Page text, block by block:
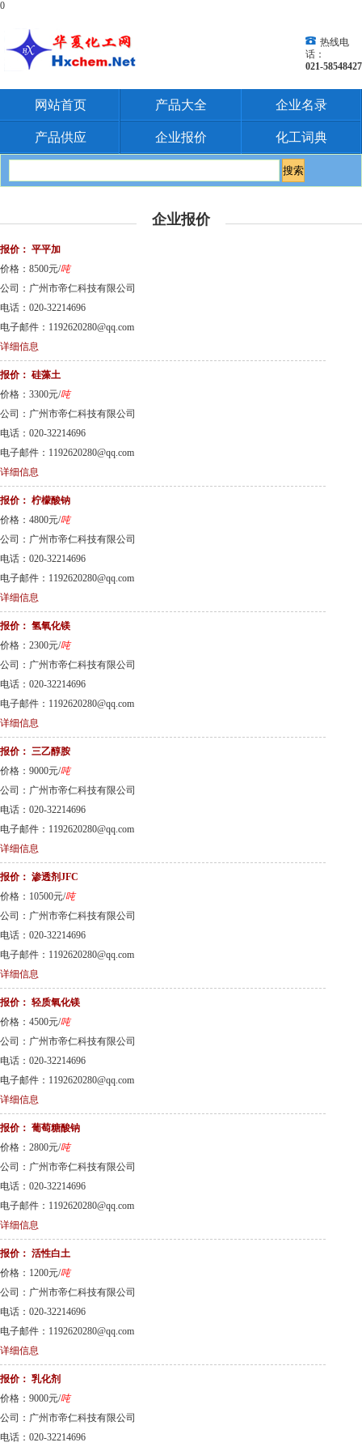
0
热线电
话：
021-58548427
网站首页 产品大全 企业名录
产品供应 企业报价 化工词典
企业报价
报价： 平平加
价格：8500元/吨
公司：广州市帝仁科技有限公司
电话：020-32214696
电子邮件：1192620280@qq.com
详细信息
报价： 硅藻土
价格：3300元/吨
公司：广州市帝仁科技有限公司
电话：020-32214696
电子邮件：1192620280@qq.com
详细信息
报价： 柠檬酸钠
价格：4800元/吨
公司：广州市帝仁科技有限公司
电话：020-32214696
电子邮件：1192620280@qq.com
详细信息
报价： 氢氧化镁
价格：2300元/吨
公司：广州市帝仁科技有限公司
电话：020-32214696
电子邮件：1192620280@qq.com
详细信息
报价： 三乙醇胺
价格：9000元/吨
公司：广州市帝仁科技有限公司
电话：020-32214696
电子邮件：1192620280@qq.com
详细信息
报价： 渗透剂JFC
价格：10500元/吨
公司：广州市帝仁科技有限公司
电话：020-32214696
电子邮件：1192620280@qq.com
详细信息
报价： 轻质氧化镁
价格：4500元/吨
公司：广州市帝仁科技有限公司
电话：020-32214696
电子邮件：1192620280@qq.com
详细信息
报价： 葡萄糖酸钠
价格：2800元/吨
公司：广州市帝仁科技有限公司
电话：020-32214696
电子邮件：1192620280@qq.com
详细信息
报价： 活性白土
价格：1200元/吨
公司：广州市帝仁科技有限公司
电话：020-32214696
电子邮件：1192620280@qq.com
详细信息
报价： 乳化剂
价格：9000元/吨
公司：广州市帝仁科技有限公司
电话：020-32214696